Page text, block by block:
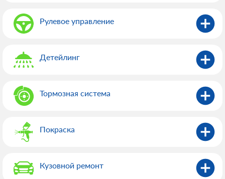
Рулевое управление
Детейлинг
Тормозная система
Покраска
Кузовной ремонт